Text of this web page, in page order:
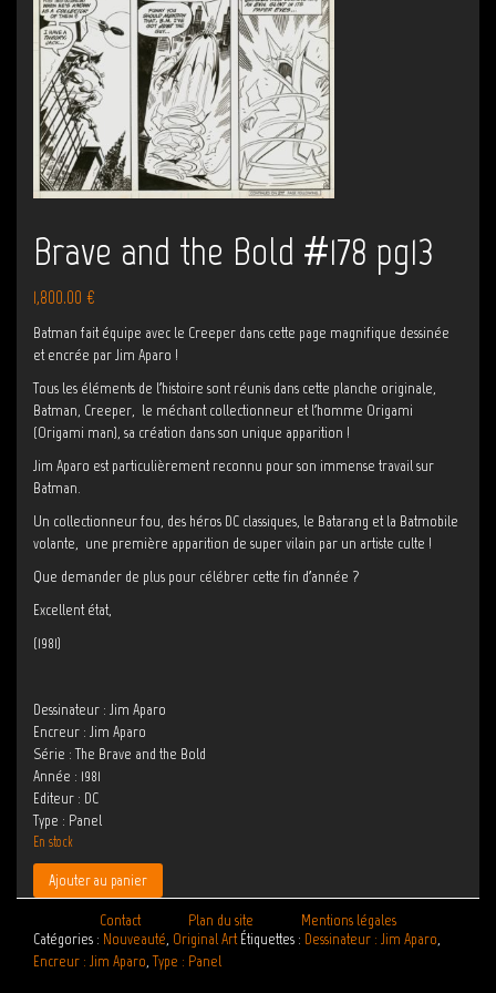
Brave and the Bold #178 pg13
1,800.00 €
Batman fait équipe avec le Creeper dans cette page magnifique dessinée
et encrée par Jim Aparo !
Tous les éléments de l’histoire sont réunis dans cette planche originale,
Batman, Creeper, le méchant collectionneur et l’homme Origami
(Origami man), sa création dans son unique apparition !
Jim Aparo est particulièrement reconnu pour son immense travail sur
Batman.
Un collectionneur fou, des héros DC classiques, le Batarang et la Batmobile
volante, une première apparition de super vilain par un artiste culte !
Que demander de plus pour célébrer cette fin d’année ?
Excellent état,
(1981)
Dessinateur Jim Aparo
Encreur Jim Aparo
Série The Brave and the Bold
Année
1981
Editeur DC
Type
Panel
En stock
Ajouter au panier
Catégories : Nouveauté, Original Art Étiquettes : Dessinateur : Jim Aparo,
Encreur : Jim Aparo,Type : Panel
Contact Plan du site Mentions légales